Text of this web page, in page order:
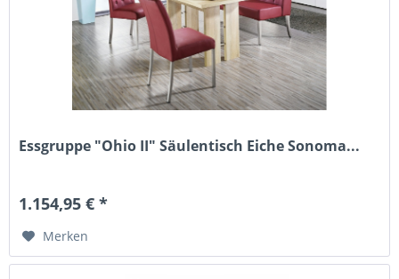
Essgruppe "Ohio II" Säulentisch Eiche Sonoma...
1.154,95 € *
Merken